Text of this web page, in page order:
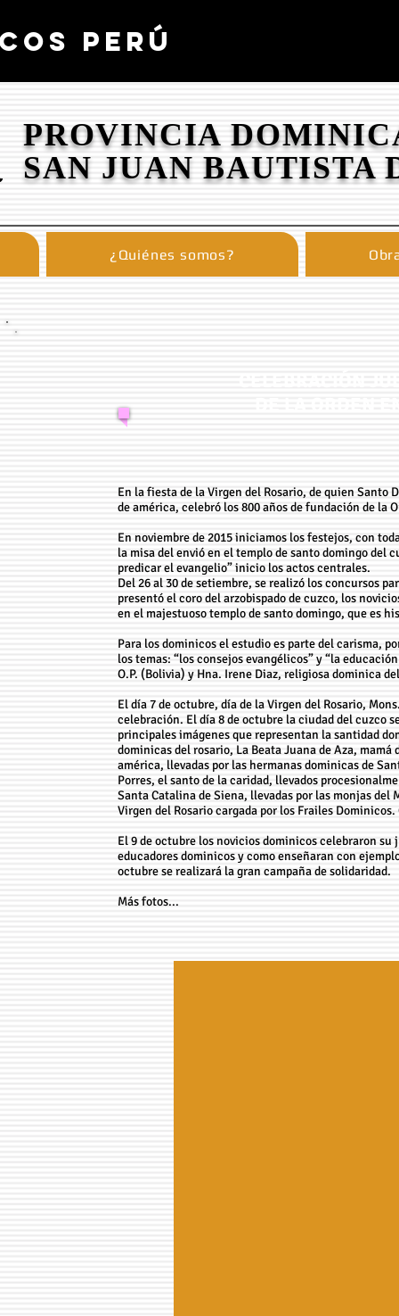
PERÚ
PROVINCIA
SAN JUAN BAUTISTA
¿Quiénes somos?
En la fiesta de la Virgen del Rosario, de quien
de américa, celebró los 800 años de fundación de la
En noviembre de 2015 iniciamos los festejos, con
la misa del envió en el templo de santo domingo del
predicar el evangelio” inicio los actos centrales.
Del 26 al 30 de setiembre, se realizó los concursos
presentó el coro del arzobispado de cuzco, los
en el majestuoso templo de santo domingo, que es
Para los dominicos el estudio es parte del carisma,
los temas: “los consejos evangélicos” y “la
O.P. (Bolivia) y Hna. Irene Diaz, religiosa dominica
El día 7 de octubre, día de la Virgen del Rosario,
celebración. El día 8 de octubre la ciudad del cuzco
principales imágenes que representan la santidad
dominicas del rosario, La Beata Juana de Aza,
américa, llevadas por las hermanas dominicas de
Porres, el santo de la caridad, llevados
Santa Catalina de Siena, llevadas por las monjas
Virgen del Rosario cargada por los Frailes
El 9 de octubre los novicios dominicos celebraron
educadores dominicos y como enseñaran con
octubre se realizará la gran campaña de solidaridad.
Más fotos...